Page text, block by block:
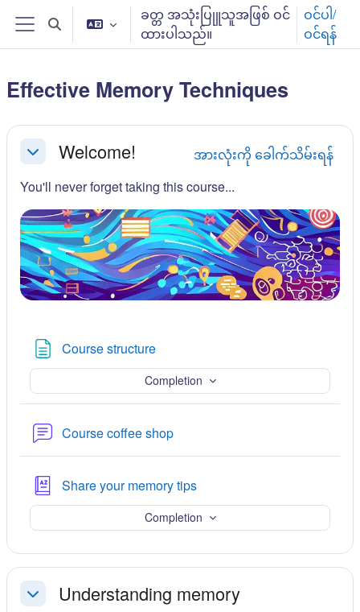
ပင်မစာမျက်နှာထိ ကျော်မည်
ဘေးဖက် panel/ ဘေးဘောင်များ
ရှာဖွေမှု စာသားရွေးချယ်ပါ
ခတ္တ အသုံးပြုူသူအဖြစ် ဝင်
ထားပါသည်။
ဝင်ပါ/
ဝင်ရန်
Effective Memory Techniques
Section outline
ခေါက်သိမ်းရန်
Welcome!
အားလုံးကို ခေါက်သိမ်းရန်
You'll never forget taking this course...
Course structureစာမျက်နှာ
Completion
Course coffee shop
Share your memory tipsအဓိပ္ပါယ်ဖွင့်ဆိုချက်
Completion
ခေါက်သိမ်းရန်
Understanding memory